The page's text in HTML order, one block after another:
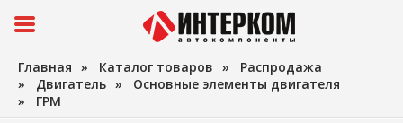
Главная » Каталог товаров » Распродажа
» Двигатель » Основные элементы двигателя
» ГРМ